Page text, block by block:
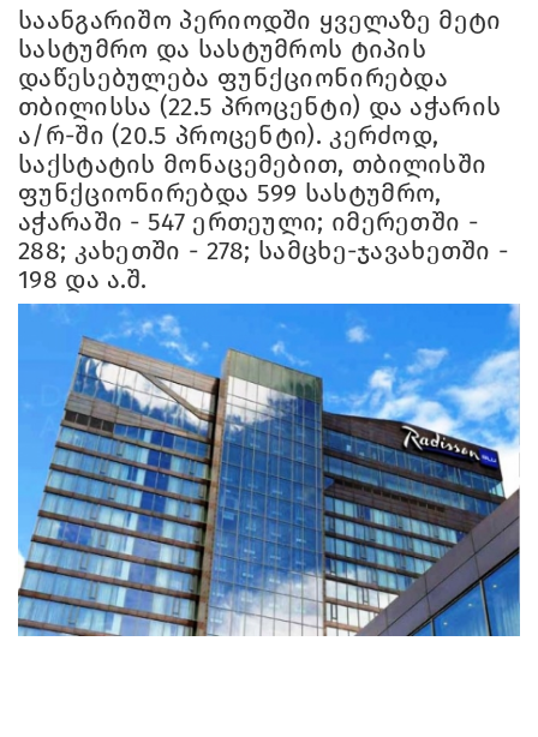
საანგარიშო პერიოდში ყველაზე მეტი
სასტუმრო და სასტუმროს ტიპის
დაწესებულება ფუნქციონირებდა
თბილისსა (22.5 პროცენტი) და აჭარის
ა/რ-ში (20.5 პროცენტი). კერძოდ,
საქსტატის მონაცემებით, თბილისში
ფუნქციონირებდა 599 სასტუმრო,
აჭარაში - 547 ერთეული; იმერეთში -
288; კახეთში - 278; სამცხე-ჯავახეთში -
198 და ა.შ.